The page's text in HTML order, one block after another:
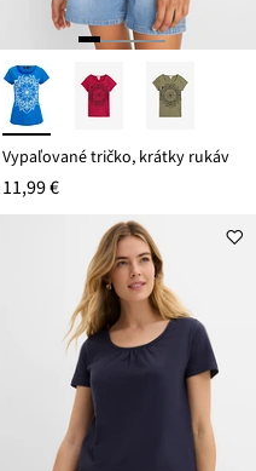
Vypaľované tričko, krátky rukáv
11,99 €